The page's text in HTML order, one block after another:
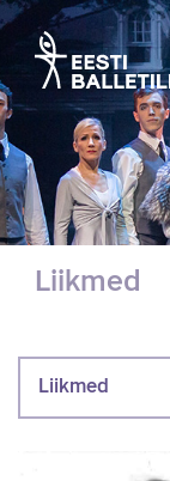
Liikmed
Liikmed